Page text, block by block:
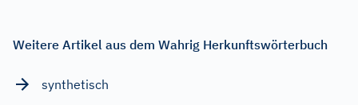
Weitere Artikel aus dem Wahrig Herkunftswörterbuch
synthetisch